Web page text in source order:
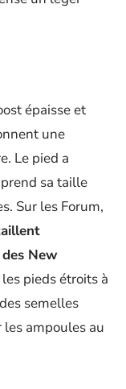
épaisse et
une
Le pied a
sa taille
Sur les Forum,
New
pieds étroits à
semelles
ampoules au